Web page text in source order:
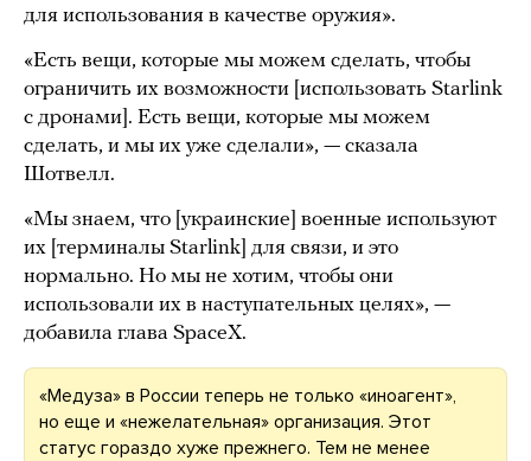
для использования в качестве оружия».
«Есть вещи, которые мы можем сделать, чтобы
ограничить их возможности [использовать Starlink
с дронами]. Есть вещи, которые мы можем
сделать, и мы их уже сделали», — сказала
Шотвелл.
«Мы знаем, что [украинские] военные используют
их [терминалы Starlink] для связи, и это
нормально. Но мы не хотим, чтобы они
использовали их в наступательных целях», —
добавила глава SpaceX.
«Медуза» в России теперь не только «иноагент»,
но еще и «нежелательная» организация. Этот
статус гораздо хуже прежнего. Тем не менее